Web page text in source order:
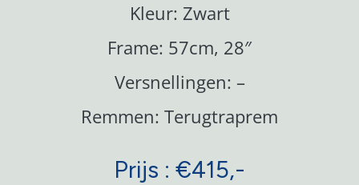
Kleur: Zwart
Frame: 57cm, 28″
Versnellingen: –
Remmen: Terugtraprem
Prijs : €415,-